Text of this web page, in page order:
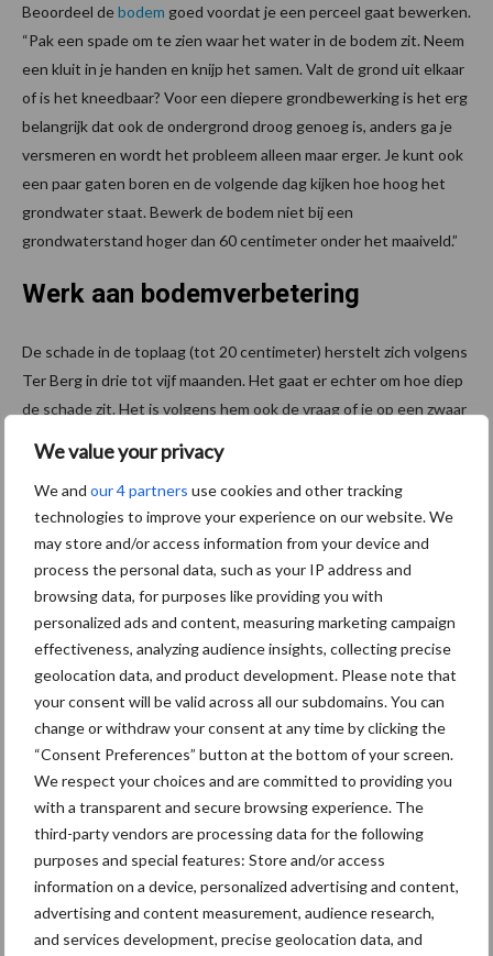
We value your privacy
We and our 4 partners use cookies and other tracking
technologies to improve your experience on our website. We
may store and/or access information from your device and
process the personal data, such as your IP address and
browsing data, for purposes like providing you with
personalized ads and content, measuring marketing campaign
effectiveness, analyzing audience insights, collecting precise
geolocation data, and product development. Please note that
your consent will be valid across all our subdomains. You can
change or withdraw your consent at any time by clicking the
“Consent Preferences” button at the bottom of your screen.
We respect your choices and are committed to providing you
with a transparent and secure browsing experience. The
third-party vendors are processing data for the following
purposes and special features: Store and/or access
information on a device, personalized advertising and content,
advertising and content measurement, audience research,
and services development, precise geolocation data, and
Beoordeel debodem goed voordat je een perceel gaat bewerken.
“Pak een spade om te zien waar het water in de bodem zit. Neem
een kluit in je handen en knijp het samen. Valt de grond uit elkaar
of is het kneedbaar? Voor een diepere grondbewerking is het erg
belangrijk dat ook de ondergrond droog genoeg is, anders ga je
versmeren en wordt het probleem alleen maar erger. Je kunt ook
een paar gaten boren en de volgende dag kijken hoe hoog het
grondwater staat. Bewerk de bodem niet bij een
grondwaterstand hoger dan 60 centimeter onder het maaiveld.”
Werk aan bodemverbetering
De schade in de toplaag (tot 20 centimeter) herstelt zich volgens
Ter Berg in drie tot vijf maanden. Het gaat er echter om hoe diep
de schade zit. Het is volgens hem ook de vraag of je op een zwaar
Haan beaamt dat: “Als percelen slecht uit dit najaar komen, werk
dan echt aan bodemverbetering door de teelt van een diep en
intensief wortelend rustgewas, zoals graan. Dit in combinatie met
een groenbemester die zorgt voor een goede beworteling.”
Een diepwortelend gewas zorgt ervoor dat de bodem helemaal is
drooggetrokken. Heb je verzopen plekken op een
wintertarweperceel? Overweeg dan op die plekken zomertarwe
te zaaien of wintertarwe zonder deze te oogsten. De grond trekt
dan mooi droog en zal met een droge zomer grotendeels
herstellen. Ter Berg tot slot: “Zorg voor goede omstandigheden
voor alle bewerkingen en houd goed rekening met hygiëne. Hoe
Emissie beperken
Perceelafspoeling is een belangrijke emissieroute. Het gaat dan
met name om resten gewasbeschermingsmiddelen die aan